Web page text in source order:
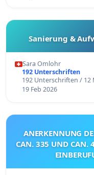
Sanierung &
Sara Omlohr
192 Unterschriften
192 Unterschriften / 12
19 Feb 2026
ANERKENNUNG
CAN. 335 UND CAN.